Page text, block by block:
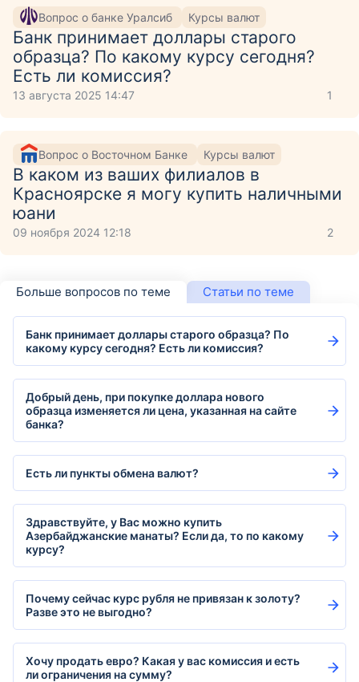
Вопрос о банке Уралсиб Курсы валют
Банк принимает доллары старого
образца? По какому курсу сегодня?
Есть ли комиссия?
13 августа 2025 14:47 1
Вопрос о Восточном Банке Курсы валют
В каком из ваших филиалов в
Красноярске я могу купить наличными
юани
09 ноября 2024 12:18 2
Больше вопросов по теме Статьи по теме
Банк принимает доллары старого образца? По
какому курсу сегодня? Есть ли комиссия?
Добрый день, при покупке доллара нового
образца изменяется ли цена, указанная на сайте
банка?
Есть ли пункты обмена валют?
Здравствуйте, у Вас можно купить
Азербайджанские манаты? Если да, то по какому
курсу?
Почему сейчас курс рубля не привязан к золоту?
Разве это не выгодно?
Хочу продать евро? Какая у вас комиссия и есть
ли ограничения на сумму?